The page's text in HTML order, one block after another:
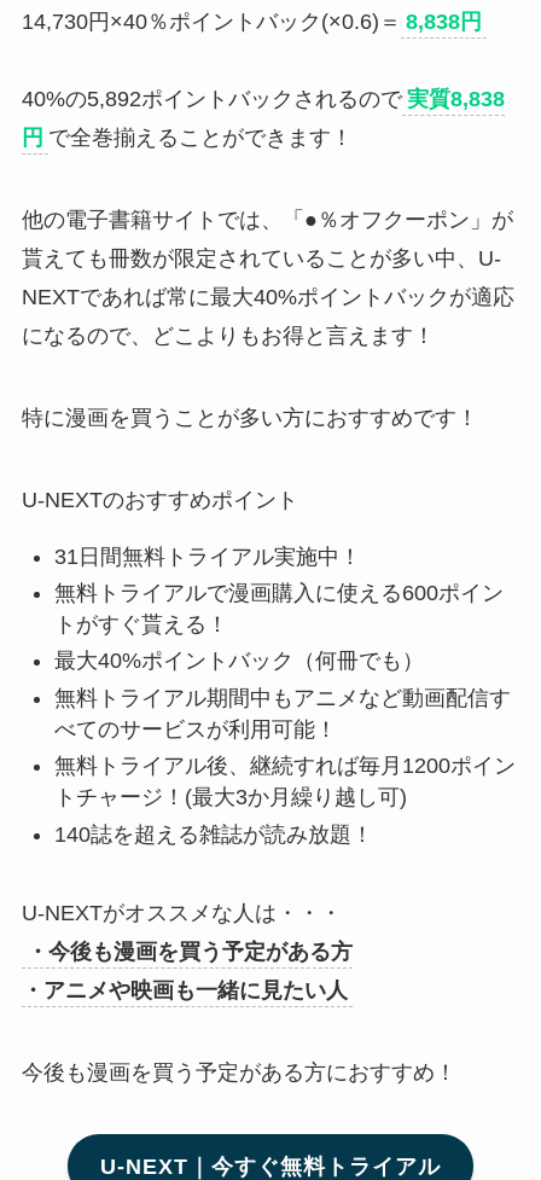
14,730円×40％ポイントバック(×0.6)＝ 8,838円
40%の5,892ポイントバックされるので 実質8,838
円 で全巻揃えることができます！
他の電子書籍サイトでは、「●％オフクーポン」が
貰えても冊数が限定されていることが多い中、U-
NEXTであれば常に最大40%ポイントバックが適応
になるので、どこよりもお得と言えます！
特に漫画を買うことが多い方におすすめです！
U-NEXTのおすすめポイント
31日間無料トライアル実施中！
無料トライアルで漫画購入に使える600ポイン
トがすぐ貰える！
最大40%ポイントバック（何冊でも）
無料トライアル期間中もアニメなど動画配信す
べてのサービスが利用可能！
無料トライアル後、継続すれば毎月1200ポイン
トチャージ！(最大3か月繰り越し可)
140誌を超える雑誌が読み放題！
U-NEXTがオススメな人は・・・
・今後も漫画を買う予定がある方
・アニメや映画も一緒に見たい人
今後も漫画を買う予定がある方におすすめ！
U-NEXT｜今すぐ無料トライアル